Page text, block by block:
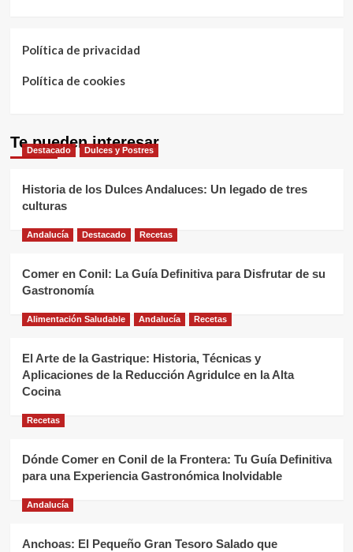
Política de privacidad
Política de cookies
Te pueden interesar
Destacado Dulces y Postres
Historia de los Dulces Andaluces: Un legado de tres
culturas
Andalucía Destacado Recetas
Comer en Conil: La Guía Definitiva para Disfrutar de su
Gastronomía
Alimentación Saludable Andalucía Recetas
El Arte de la Gastrique: Historia, Técnicas y
Aplicaciones de la Reducción Agridulce en la Alta
Cocina
Recetas
Dónde Comer en Conil de la Frontera: Tu Guía Definitiva
para una Experiencia Gastronómica Inolvidable
Andalucía
Anchoas: El Pequeño Gran Tesoro Salado que